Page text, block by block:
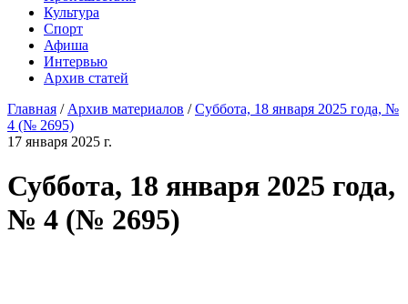
Культура
Спорт
Афиша
Интервью
Архив статей
Главная / Архив материалов /Суббота, 18 января 2025 года, №
4 (№ 2695)
17 января 2025 г.
Суббота, 18 января 2025 года,
№ 4 (№ 2695)